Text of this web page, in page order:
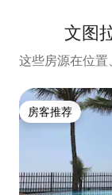
文图
这些房源在位置
房客推荐
房客推荐